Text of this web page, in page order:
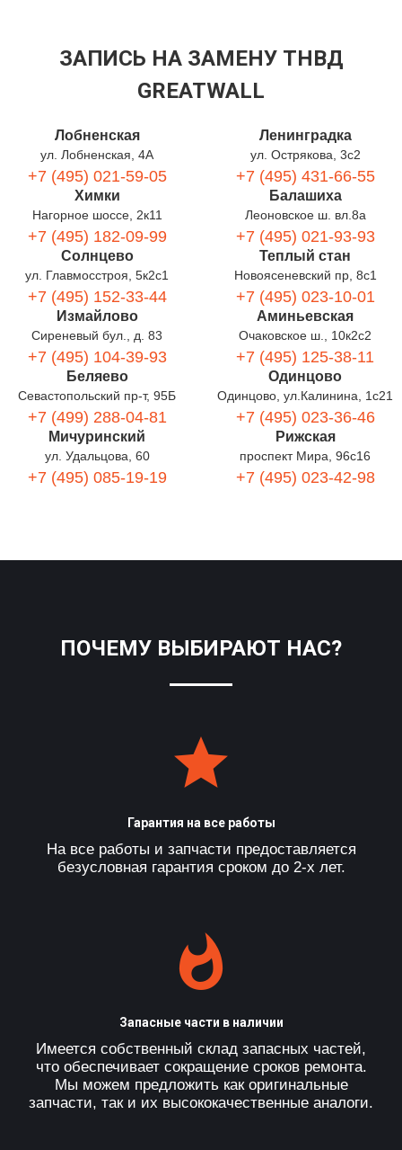
ЗАПИСЬ НА ЗАМЕНУ ТНВД
GREATWALL
Лобненская
ул. Лобненская, 4А
+7 (495) 021-59-05
Ленинградка
ул. Острякова, 3с2
+7 (495) 431-66-55
Химки
Нагорное шоссе, 2к11
+7 (495) 182-09-99
Балашиха
Леоновское ш. вл.8а
+7 (495) 021-93-93
Солнцево
ул. Главмосстроя, 5к2с1
+7 (495) 152-33-44
Теплый стан
Новоясеневский пр, 8с1
+7 (495) 023-10-01
Измайлово
Сиреневый бул., д. 83
+7 (495) 104-39-93
Аминьевская
Очаковское ш., 10к2с2
+7 (495) 125-38-11
Беляево
Севастопольский пр-т, 95Б
+7 (499) 288-04-81
Одинцово
Одинцово, ул.Калинина, 1с21
+7 (495) 023-36-46
Мичуринский
ул. Удальцова, 60
+7 (495) 085-19-19
Рижская
проспект Мира, 96с16
+7 (495) 023-42-98
ПОЧЕМУ ВЫБИРАЮТ НАС?
Гарантия на все работы
На все работы и запчасти предоставляется
безусловная гарантия сроком до 2-х лет.
Запасные части в наличии
Имеется собственный склад запасных частей,
что обеспечивает сокращение сроков ремонта.
Мы можем предложить как оригинальные
запчасти, так и их высококачественные аналоги.